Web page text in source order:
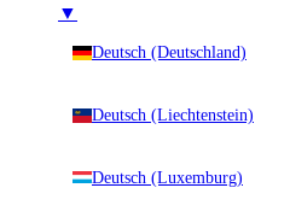
▼
Deutsch (Deutschland)
Deutsch (Liechtenstein)
Deutsch (Luxemburg)